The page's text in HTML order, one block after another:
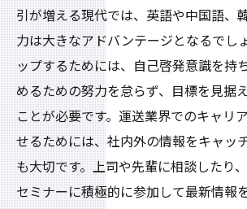
引が増える現代では、英語や中国語、
力は大きなアドバンテージとなるでし
ップするためには、自己啓発意識を持
めるための努力を怠らず、目標を見据
ことが必要です。運送業界でのキャリ
せるためには、社内外の情報をキャッ
も大切です。上司や先輩に相談したり
セミナーに積極的に参加して最新情報